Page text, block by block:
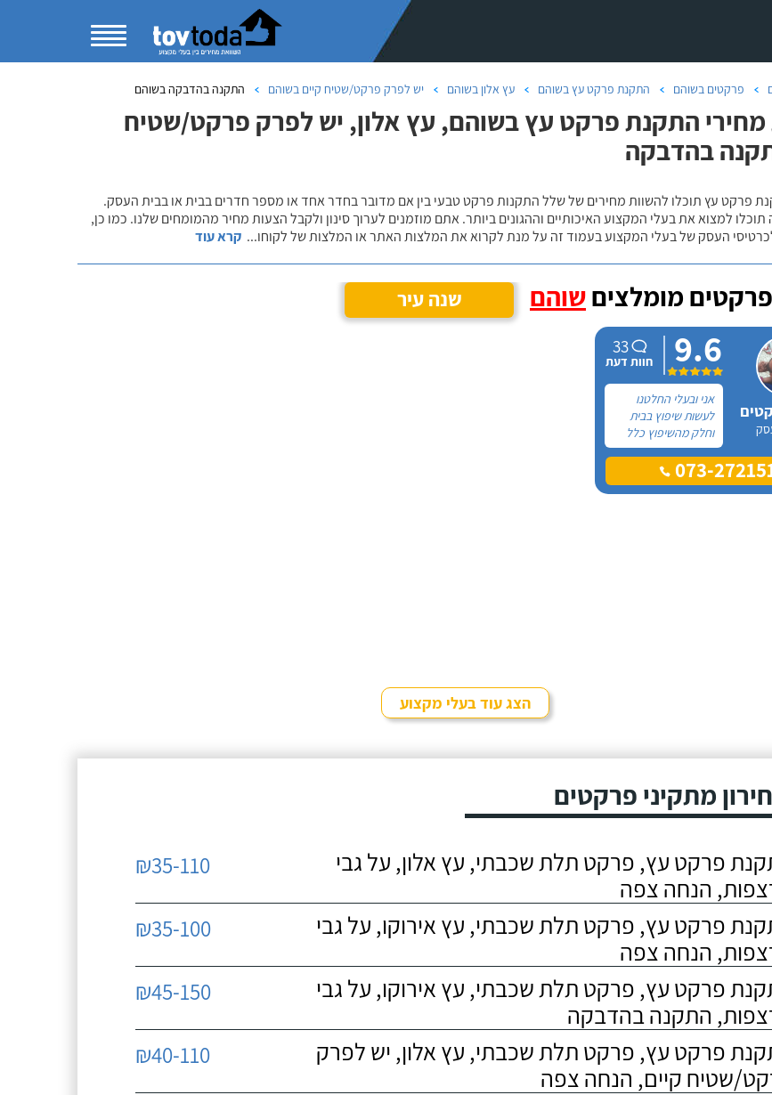
פרקטים בשוהם התקנת פרקט עץ בשוהם עץ אלון בשוהם יש לפרק פרקט/שטיח קיים בשוהם התקנה בהדבקה בשוהם
מחירי התקנת פרקט עץ בשוהם, עץ אלון, יש לפרק פרקט/שטיח
בהדבקה
פרקט עץ תוכלו להשוות מחירים של שלל התקנות פרקט טבעי בין אם מדובר בחדר אחד או מספר חדרים בבית או בבית העסק.
למצוא את בעלי המקצוע האיכותיים וההגונים ביותר. אתם מוזמנים לערוך סינון ולקבל הצעות מחיר מהמומחים שלנו. כמו כן,
העסק של בעלי המקצוע בעמוד זה על מנת לקרוא את המלצות האתר או המלצות של לקוחו... קרא עוד
מומלציםשוהם שנה עיר
9.6
33
חוות דעת
אני ובעלי החלטנו
לעשות שיפוץ בבית
וחלק מהשיפוץ כלל
פרקט למינציה שיותקן
מעל הריצוף (הישן)
הקיים. קנינו את
073-
הצג עוד בעלי מקצוע
מתקיני פרקטים
פרקט עץ, פרקט תלת שכבתי, עץ אלון, על גבי
הנחה צפה
₪35-110
פרקט עץ, פרקט תלת שכבתי, עץ אירוקו, על גבי
הנחה צפה
₪35-100
פרקט עץ, פרקט תלת שכבתי, עץ אירוקו, על גבי
התקנה בהדבקה
₪45-150
פרקט עץ, פרקט תלת שכבתי, עץ אלון, יש לפרק
שטיח קיים, הנחה צפה
₪40-110